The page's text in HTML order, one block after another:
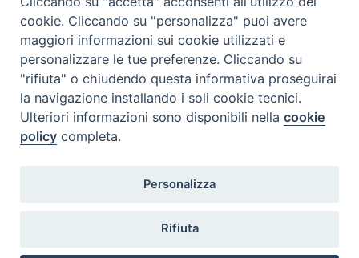
cookie. Cliccando su "personalizza" puoi avere
maggiori informazioni sui cookie utilizzati e
personalizzare le tue preferenze. Cliccando su
"rifiuta" o chiudendo questa informativa proseguirai
la navigazione installando i soli cookie tecnici.
Ulteriori informazioni sono disponibili nellacookie
policy completa.
Personalizza
Rifiuta